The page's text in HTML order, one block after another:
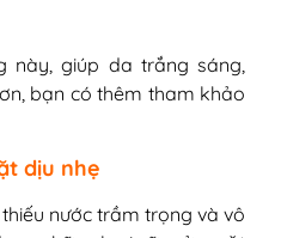
này, giúp da trắng sáng,
bạn có thêm tham khảo
dịu nhẹ
nước trầm trọng và vô